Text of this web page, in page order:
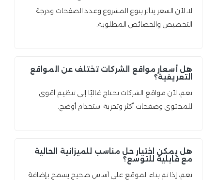
لا، لأن السعر يتأثر بنوع المشروع وعدد الصفحات ودرجة
التخصيص والخصائص المطلوبة.
هل أسعار مواقع الشركات تختلف عن المواقع
التعريفية؟
نعم، لأن مواقع الشركات تحتاج غالبًا إلى تنظيم أقوى
للمحتوى وصفحات أكثر وتجربة استخدام أوضح.
هل يمكن اختيار حل مناسب للميزانية الحالية
مع قابلية للتوسع؟
نعم، إذا تم بناء الموقع على أساس صحيح يسمح بإضافة